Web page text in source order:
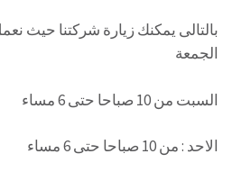
بالتالى يمكنك زيارة شركتنا حيث
الجمعة
السبت من 10 صباحا حتى 6 مساء
الاحد : من 10 صباحا حتى 6 مساء